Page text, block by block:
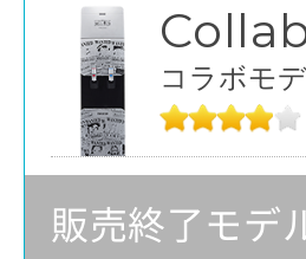
コラボモ
販売終了モデ